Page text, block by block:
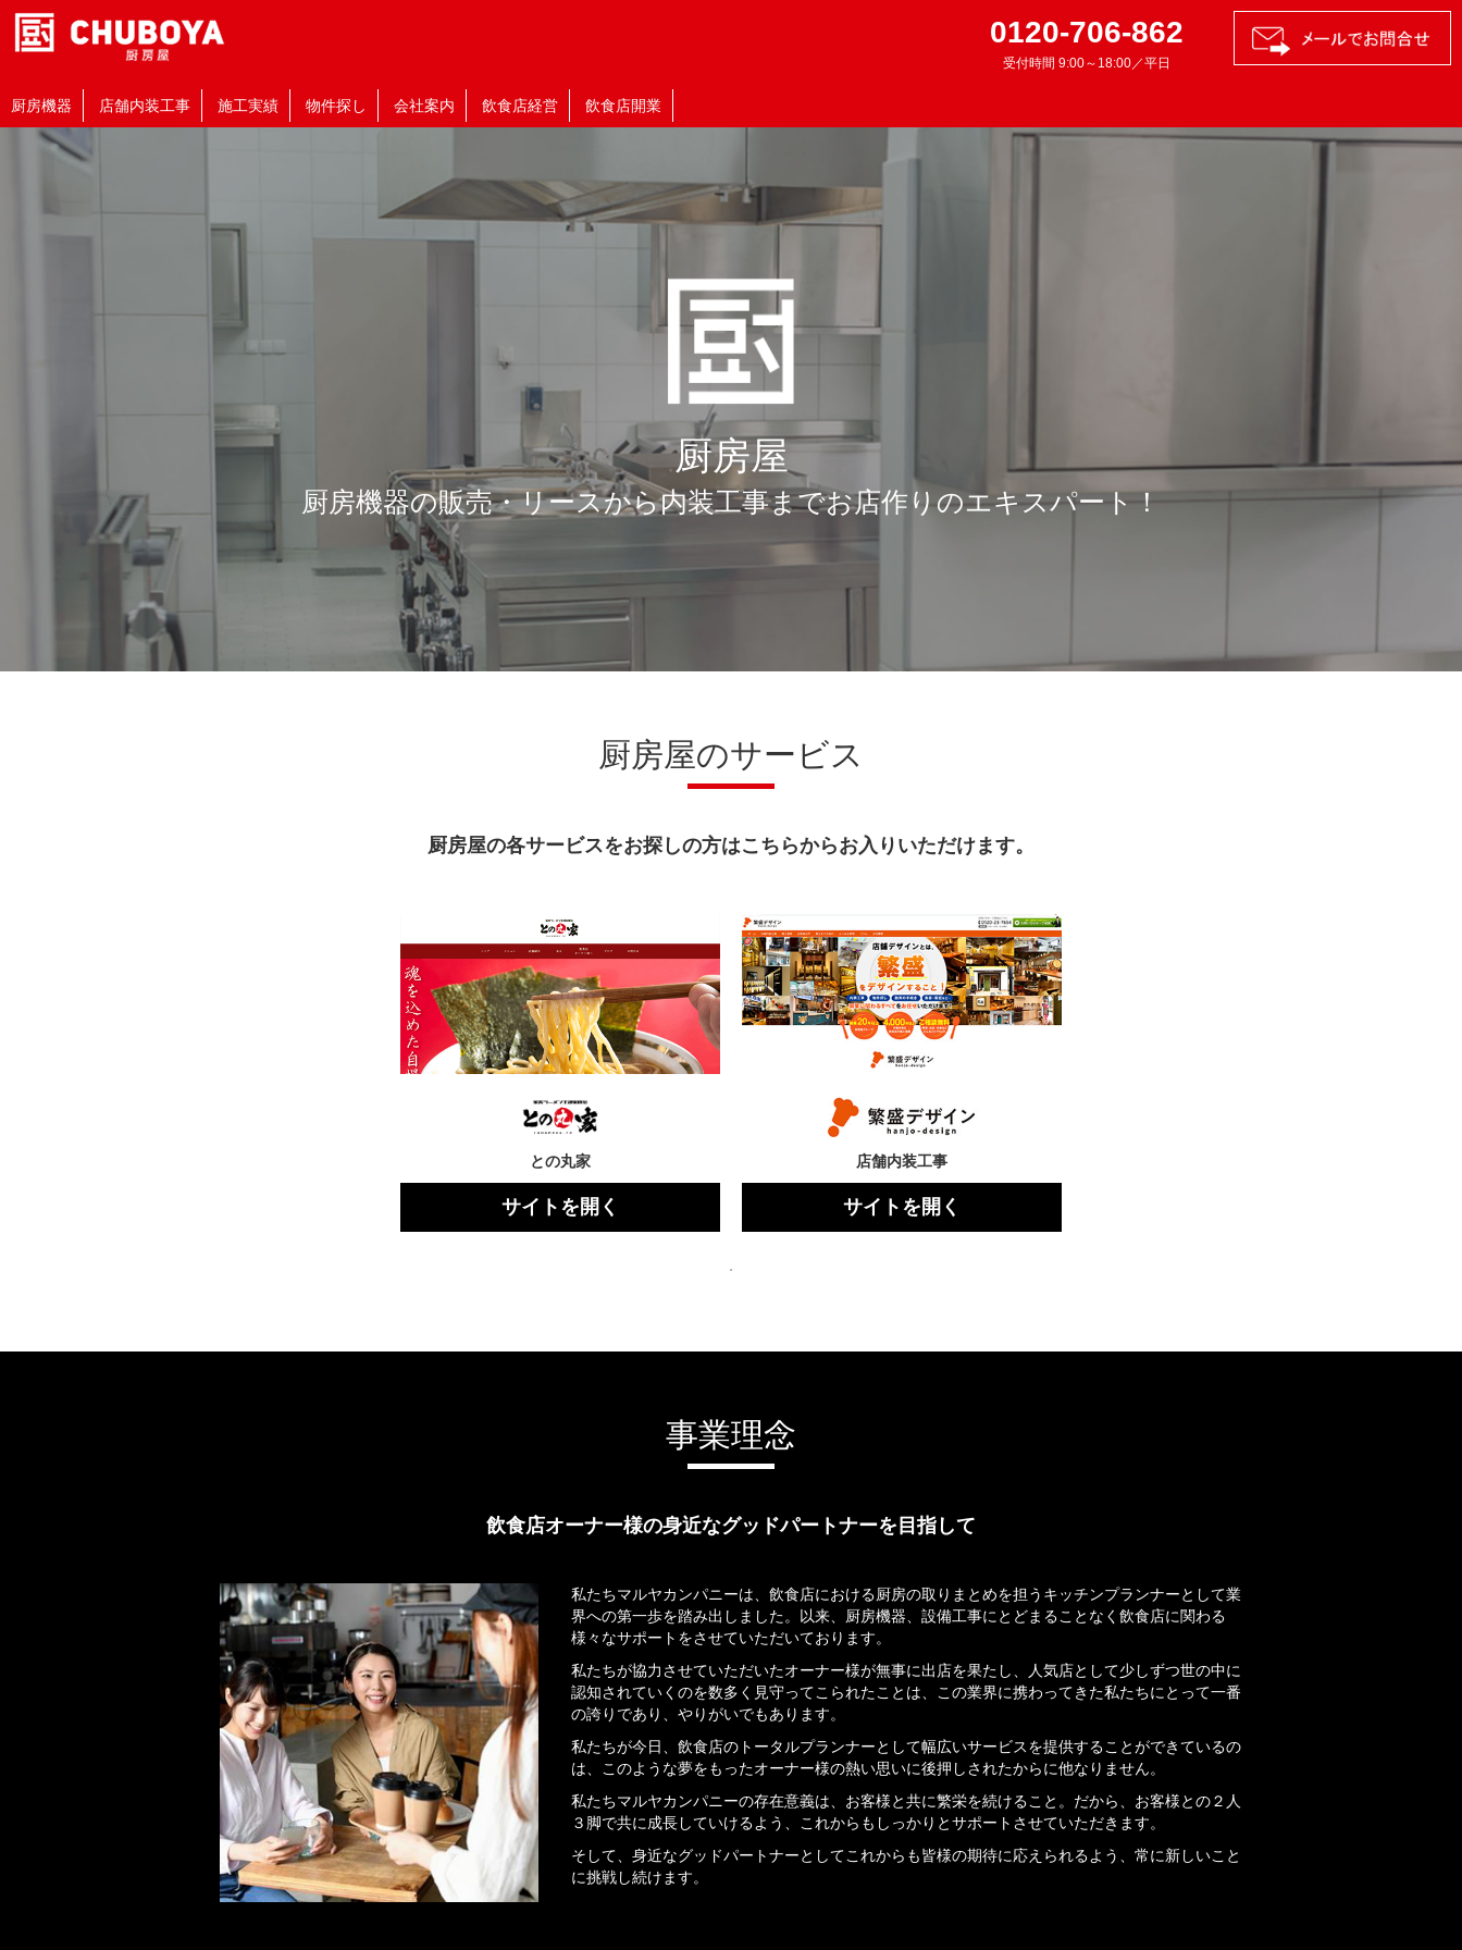
0120-706-862
受付時間 9:00～18:00／平日
厨房機器 店舗内装工事 施工実績 物件探し 会社案内 飲食店経営 飲食店開業
厨房屋
厨房機器の販売・リースから内装工事までお店作りのエキスパート！
厨房屋のサービス
厨房屋の各サービスをお探しの方はこちらからお入りいただけます。
との丸家
サイトを開く
店舗内装工事
サイトを開く
事業理念
飲食店オーナー様の身近なグッドパートナーを目指して
私たちマルヤカンパニーは、飲食店における厨房の取りまとめを担うキッチンプランナーとして業
界への第一歩を踏み出しました。以来、厨房機器、設備工事にとどまることなく飲食店に関わる
様々なサポートをさせていただいております。
私たちが協力させていただいたオーナー様が無事に出店を果たし、人気店として少しずつ世の中に
認知されていくのを数多く見守ってこられたことは、この業界に携わってきた私たちにとって一番
の誇りであり、やりがいでもあります。
私たちが今日、飲食店のトータルプランナーとして幅広いサービスを提供することができているの
は、このような夢をもったオーナー様の熱い思いに後押しされたからに他なりません。
私たちマルヤカンパニーの存在意義は、お客様と共に繁栄を続けること。だから、お客様との２人
３脚で共に成長していけるよう、これからもしっかりとサポートさせていただきます。
そして、身近なグッドパートナーとしてこれからも皆様の期待に応えられるよう、常に新しいこと
に挑戦し続けます。